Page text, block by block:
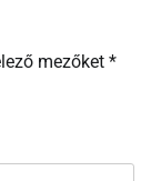
mezőket *